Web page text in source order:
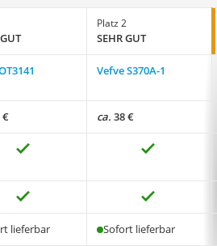
Platz 2
SEHR GUT
Vefve S370A-1
€ ca. 38 €
lieferbar Sofort lieferbar